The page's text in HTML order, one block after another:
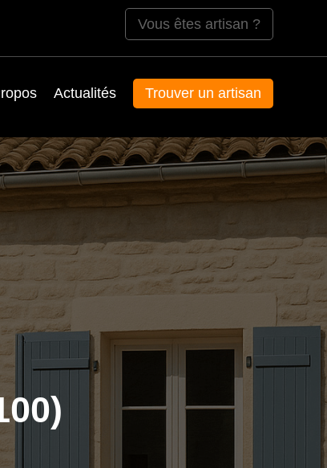
Vous êtes artisan ?
Actualités Trouver un artisan